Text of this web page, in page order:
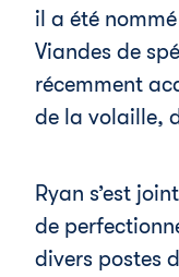
il a été
Viandes de
récemment
de la volaille,
Ryan s’est
de
divers postes